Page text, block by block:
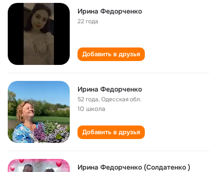
Ирина Федорченко
22 года
Добавить в друзья
Ирина Федорченко
52 года,Одесская обл.
10 школа
Добавить в друзья
Ирина Федорченко (Солдатенко )